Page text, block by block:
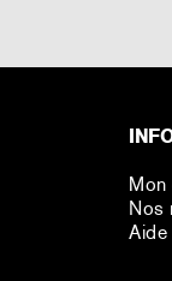
Nos